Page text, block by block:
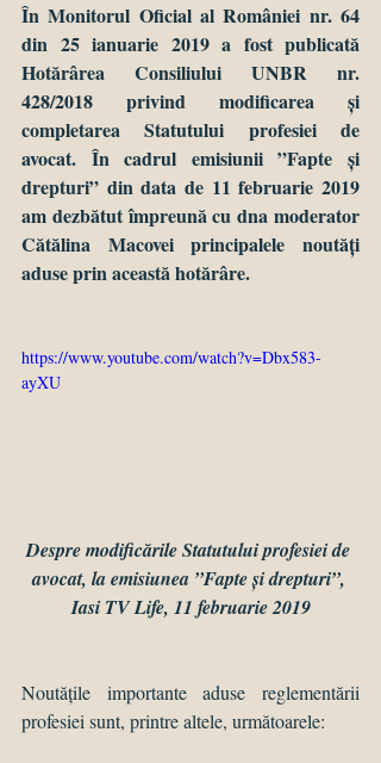
În Monitorul Oficial al României nr. 64
din 25 ianuarie 2019 a fost publicată
Hotărârea Consiliului UNBR nr.
428/2018 privind modificarea și
completarea Statutului profesiei de
avocat. În cadrul emisiunii ”Fapte și
drepturi” din data de 11 februarie 2019
am dezbătut împreună cu dna moderator
Cătălina Macovei principalele noutăți
aduse prin această hotărâre.
https://www.youtube.com/watch?v=Dbx583-
ayXU
Despre modificările Statutului profesiei de
avocat, la emisiunea ”Fapte și drepturi”,
Iasi TV Life, 11 februarie 2019
Noutățile importante aduse reglementării
profesiei sunt, printre altele, următoarele: